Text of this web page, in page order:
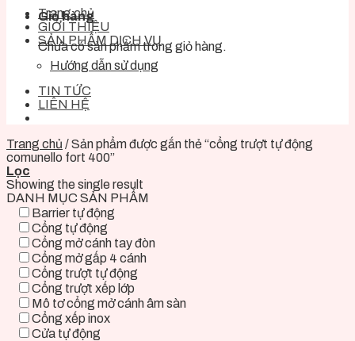
Giỏ hàng
Chưa có sản phẩm trong giỏ hàng.
Trang chủ
GIỚI THIỆU
SẢN PHẨM DỊCH VỤ
Hướng dẫn sử dụng
TIN TỨC
LIÊN HỆ
Trang chủ /Sản phẩm được gắn thẻ “cổng trượt tự động
comunello fort 400”
Lọc
Showing the single result
DANH MỤC SẢN PHẨM
Barrier tự động
Cổng tự động
Cổng mở cánh tay đòn
Cổng mở gấp 4 cánh
Cổng trượt tự động
Cổng trượt xếp lớp
Mô tơ cổng mở cánh âm sàn
Cổng xếp inox
Cửa tự động